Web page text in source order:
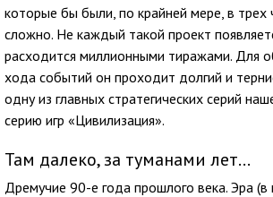
которые бы были, по крайней мере, в трех
сложно. Не каждый такой проект
расходится миллионными тиражами. Для
хода событий он проходит долгий и
одну из главных стратегических серий
серию игр «Цивилизация».
Там далеко, за туманами лет…
Дремучие 90-е года прошлого века. Эра